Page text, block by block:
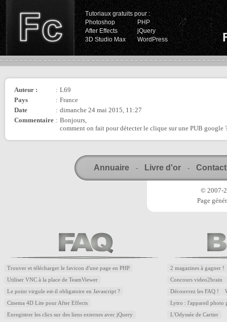
Tutoriaux gratuits pour :
Photoshop
PHP
After Effects
jQuery
3D Studio Max
WordPress
Auteur : : L69
Pays
: France
Date
: dimanche 24 mai 2015, 11:27
Commentaire : Bonjours,
comment on fait pour détecter le clique sur une PUB google
Annuaire - Livre d'or - Contact
© 2007-
Page
Trouver et télécharger le favicon d'une page en PHP
Utiliser VNC à la place de TeamViewer
Le point virgule est-il obligatoire en Javascript ?
Cinema 4D Lite pour After Effects
Enregistrer les clics sur des liens externes avec jQuery
2 magazines à gagner !
Concours video2brain
Découvrez les FAQ !
Lytro : l'appareil photo
L'Odyssée de Cartier